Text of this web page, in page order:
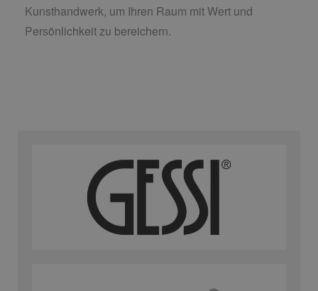
Kunsthandwerk, um Ihren Raum mit Wert und
Persönlichkeit zu bereichern.